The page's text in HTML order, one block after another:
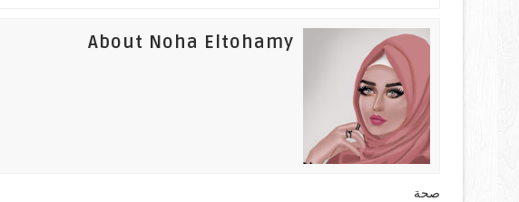
About Noha Eltohamy
صحة